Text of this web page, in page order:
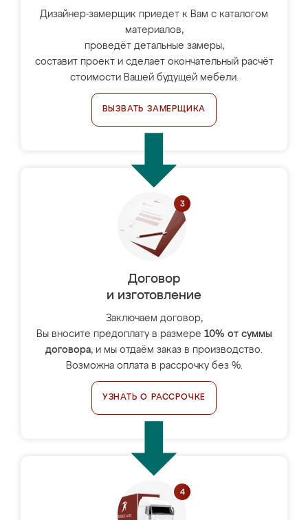
Дизайнер-замерщик приедет к Вам с каталогом
материалов,
проведёт детальные замеры,
составит проект и сделает окончательный расчёт
стоимости Вашей будущей мебели.
ВЫЗВАТЬ ЗАМЕРЩИКА
Договор
и изготовление
Заключаем договор,
Вы вносите предоплату в размере 10% от суммы
договора, и мы отдаём заказ в производство.
Возможна оплата в рассрочку без %.
УЗНАТЬ О РАССРОЧКЕ